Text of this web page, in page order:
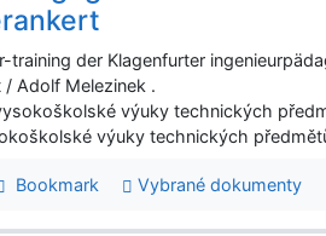
training der Klagenfurter
/ Adolf Melezinek .
výuky technických
výuky technických
Bookmark Vybrané dokumenty